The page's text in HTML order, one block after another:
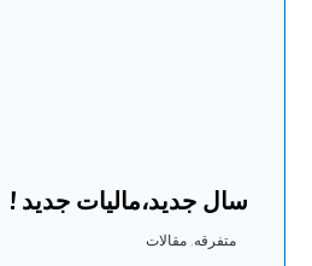
سال جدید،مالیات جدید !
متفرقه,مقالات